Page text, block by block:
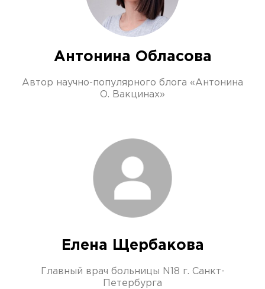
Антонина Обласова
Автор научно-популярного блога «Антонина
О. Вакцинах»
Елена Щербакова
Главный врач больницы N18 г. Санкт-
Петербурга